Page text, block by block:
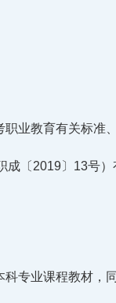
业教育有关标准
成〔2019〕13号
科专业课程教材，